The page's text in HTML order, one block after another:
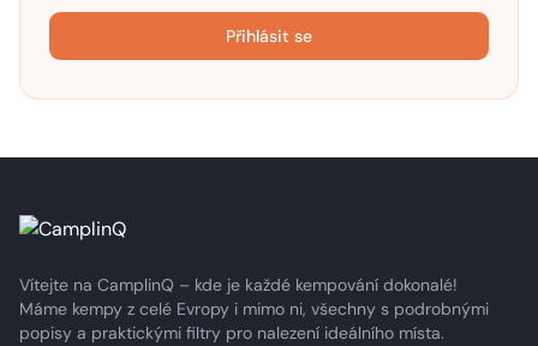
Přihlásit se
Vítejte na CamplinQ – kde je každé kempování dokonalé!
Máme kempy z celé Evropy i mimo ni, všechny s podrobnými
popisy a praktickými filtry pro nalezení ideálního místa.